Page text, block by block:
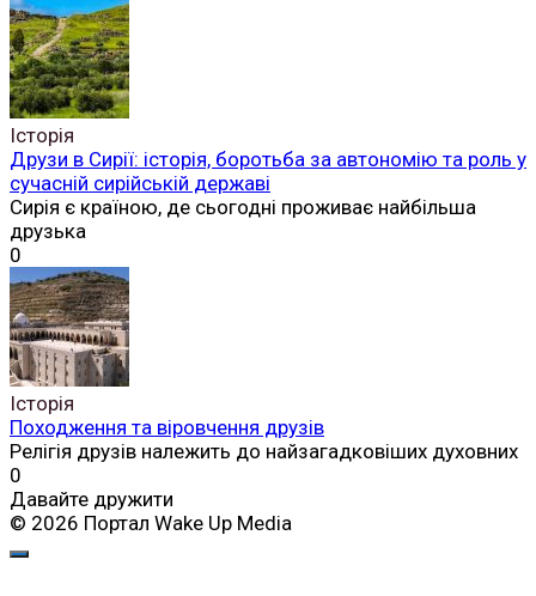
Історія
Друзи в Сирії: історія, боротьба за автономію та роль у
сучасній сирійській державі
Сирія є країною, де сьогодні проживає найбільша
друзька
0
Історія
Походження та віровчення друзів
Релігія друзів належить до найзагадковіших духовних
0
Давайте дружити
© 2026 Портал Wake Up Media